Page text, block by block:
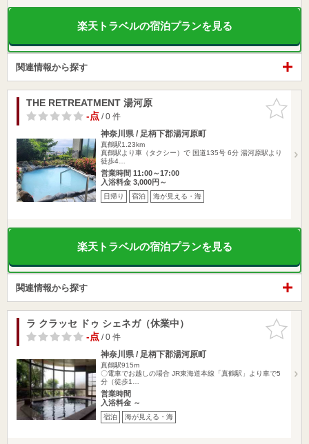
楽天トラベルの宿泊プランを見る
関連情報から探す
お気に入
りに追加
THE RETREATMENT 湯河原
-点/ 0 件
神奈川県 / 足柄下郡湯河原町
真鶴駅1.23km
真鶴駅より車（タクシー）で 国道135号 6分 湯河原駅より
徒歩4…
営業時間 11:00～17:00
入浴料金 3,000円～
日帰り 宿泊 海が見える・海
楽天トラベルの宿泊プランを見る
関連情報から探す
お気に入
りに追加
ラ クラッセ ドゥ シェネガ（休業中）
-点/ 0 件
神奈川県 / 足柄下郡湯河原町
真鶴駅915m
〇電車でお越しの場合 JR東海道本線「真鶴駅」より車で5
分（徒歩1…
営業時間
入浴料金 ～
宿泊 海が見える・海